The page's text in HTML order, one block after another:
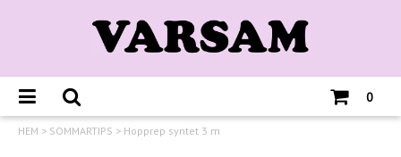
0
HEM > SOMMARTIPS > Hopprep syntet 3 m